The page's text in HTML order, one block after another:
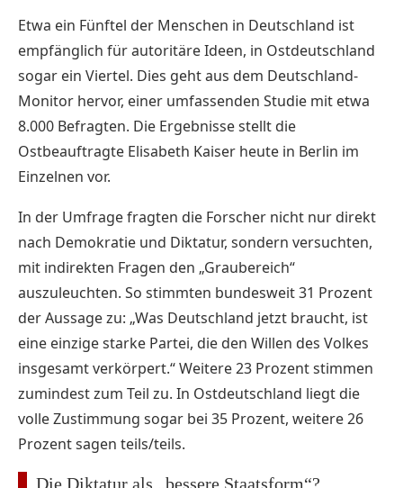
Etwa ein Fünftel der Menschen in Deutschland ist
empfänglich für autoritäre Ideen, in Ostdeutschland
sogar ein Viertel. Dies geht aus dem Deutschland-
Monitor hervor, einer umfassenden Studie mit etwa
8.000 Befragten. Die Ergebnisse stellt die
Ostbeauftragte Elisabeth Kaiser heute in Berlin im
Einzelnen vor.
In der Umfrage fragten die Forscher nicht nur direkt
nach Demokratie und Diktatur, sondern versuchten,
mit indirekten Fragen den „Graubereich“
auszuleuchten. So stimmten bundesweit 31 Prozent
der Aussage zu: „Was Deutschland jetzt braucht, ist
eine einzige starke Partei, die den Willen des Volkes
insgesamt verkörpert.“ Weitere 23 Prozent stimmen
zumindest zum Teil zu. In Ostdeutschland liegt die
volle Zustimmung sogar bei 35 Prozent, weitere 26
Prozent sagen teils/teils.
Die Diktatur als „bessere Staatsform“?